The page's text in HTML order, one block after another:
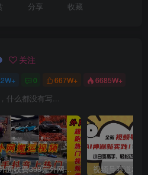
分享 收藏
关注
0 667W+ 6685W+
什么都没有写...
外面收费398元外网超跑豪车汽车视频搬运至快手抖音上热门项目